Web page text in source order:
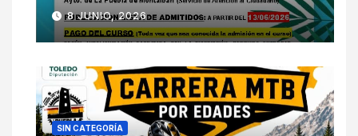
8 JUNIO, 2026
SIN CATEGORÍA